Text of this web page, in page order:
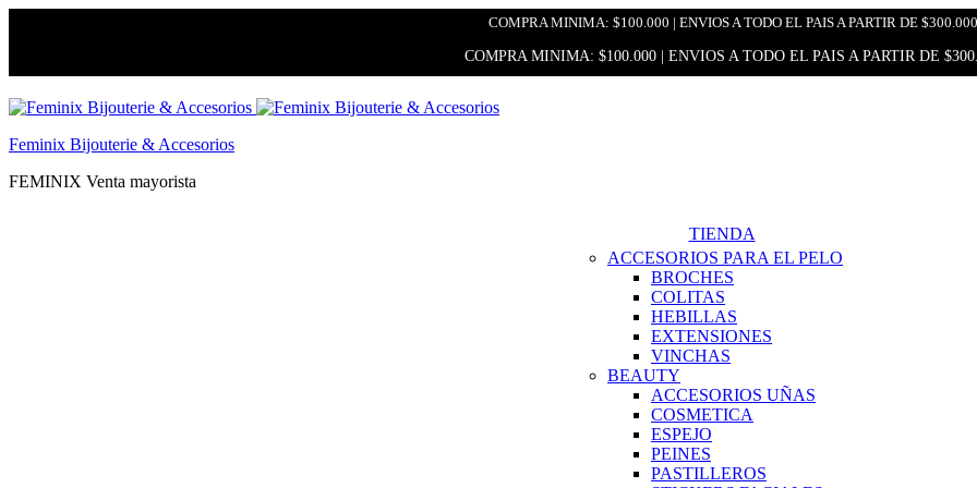
COMPRA MINIMA: $100.000 | ENVIOS A TODO EL PAIS A PARTIR DE $300.000
COMPRA MINIMA: $100.000 | ENVIOS A TODO EL PAIS A PARTIR DE
Feminix Bijouterie & Accesorios
FEMINIX Venta mayorista
TIENDA
ACCESORIOS PARA EL PELO
BROCHES
COLITAS
HEBILLAS
EXTENSIONES
VINCHAS
BEAUTY
ACCESORIOS UÑAS
COSMETICA
ESPEJO
PEINES
PASTILLEROS